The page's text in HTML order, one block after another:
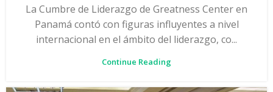
La Cumbre de Liderazgo de Greatness Center en
Panamá contó con figuras influyentes a nivel
internacional en el ámbito del liderazgo, co...
Continue Reading